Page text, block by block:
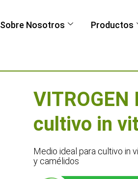
Sobre Nosotros Productos
cultivo in
Medio ideal para cultivo in
y camélidos